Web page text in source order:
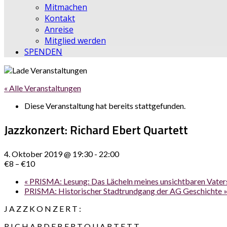
Mitmachen
Kontakt
Anreise
Mitglied werden
SPENDEN
« Alle Veranstaltungen
Diese Veranstaltung hat bereits stattgefunden.
Jazzkonzert: Richard Ebert Quartett
4. Oktober 2019 @ 19:30- 22:00
€8 – €10
« PRISMA: Lesung: Das Lächeln meines unsichtbaren
PRISMA: Historischer Stadtrundgang der AG Geschichte »
J A Z Z K O N Z E R T :